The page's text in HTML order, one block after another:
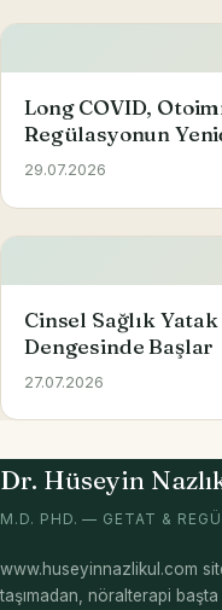
Long COVID,
Regülasyonun
29.07.2026
Cinsel Sağlık
Dengesinde Başlar
27.07.2026
Dr. Hüseyin
M.D. PHD. — GETAT &
www.huseyinnazlikul.com
taşımadan, nöralterapi